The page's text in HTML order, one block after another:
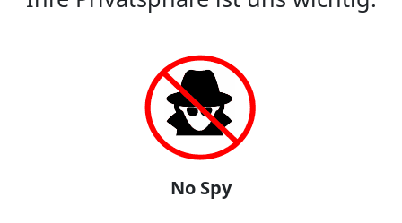
No Spy